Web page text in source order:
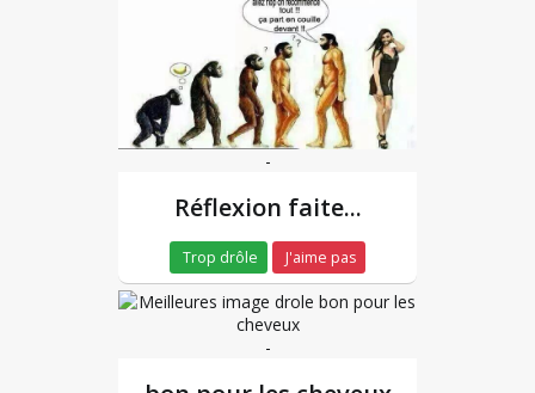
-
Réflexion faite...
Trop drôle J'aime pas
-